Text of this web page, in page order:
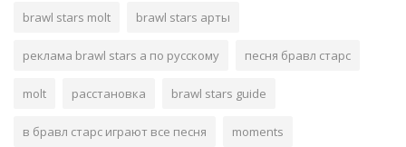
brawl stars molt brawl stars арты
реклама brawl stars а по русскому песня бравл старс
molt расстановка brawl stars guide
в бравл старс играют все песня moments